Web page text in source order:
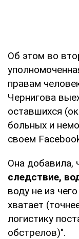
Об этом во
правам
Чернигова
оставшихся
больных и
своем
Она добавила,
следствие,
воду не из
хватает
логистику
обстрелов)".